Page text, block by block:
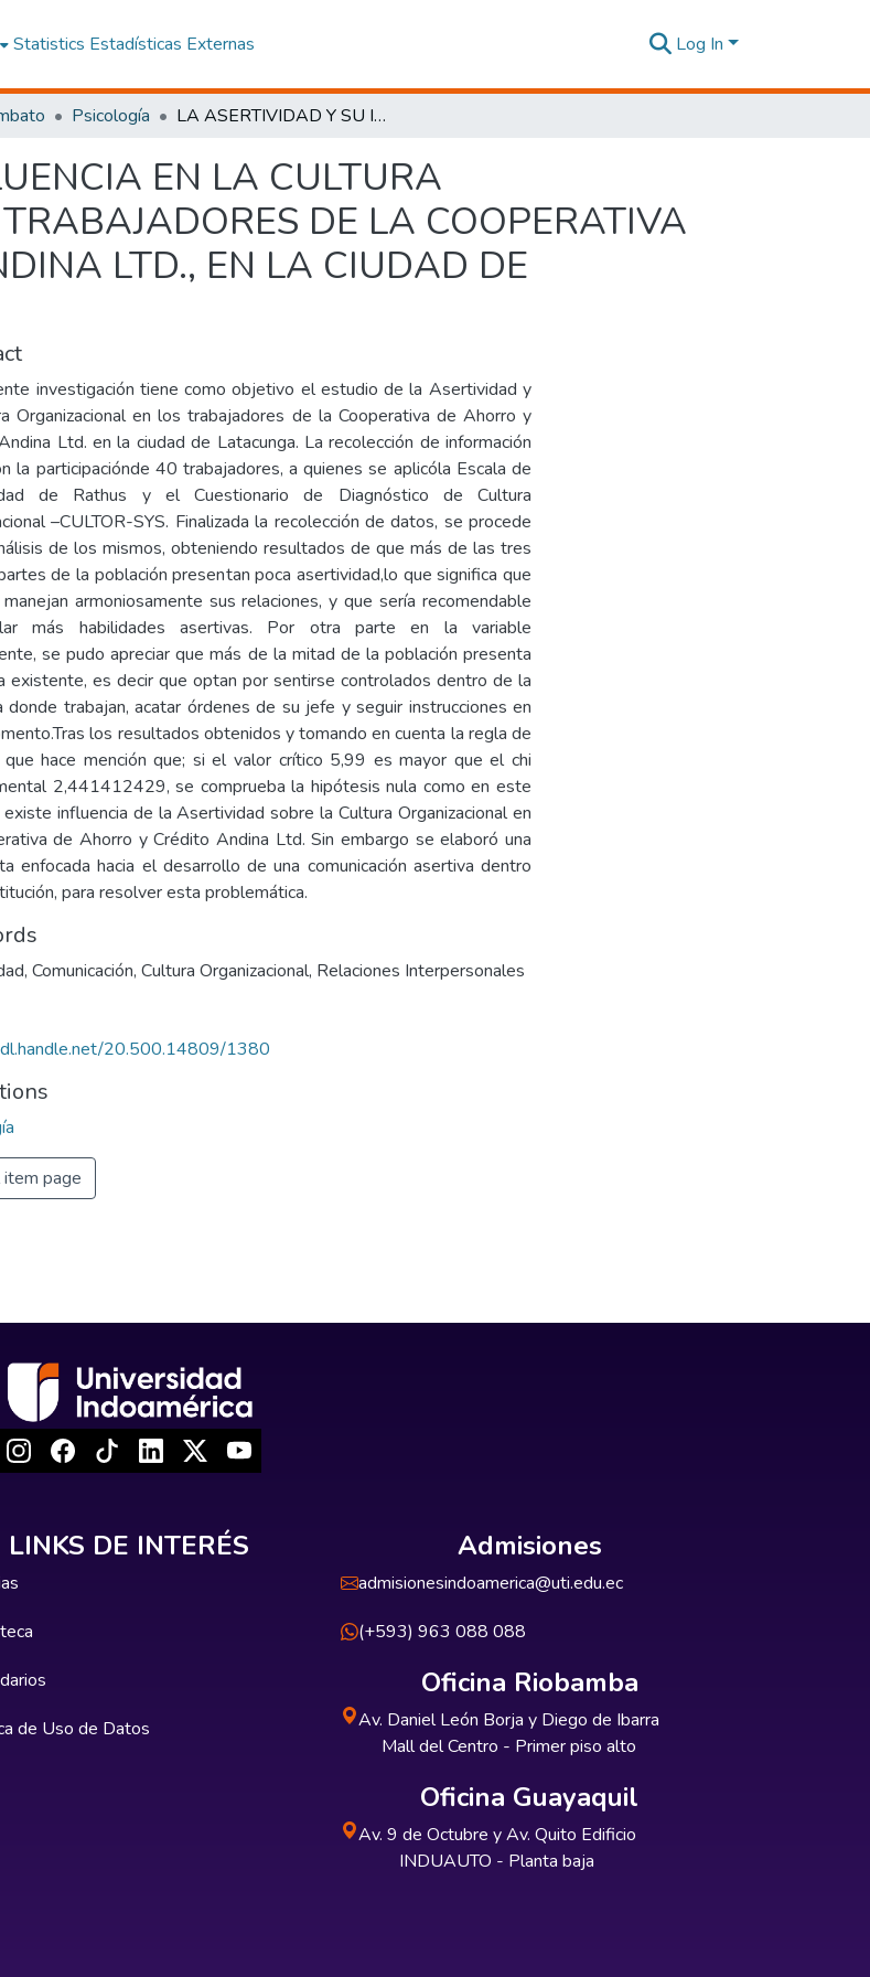
Statistics Estadísticas Externas Log In
Psicología LA ASERTIVIDAD Y SU INFLUENCIA EN LA CULTURA ORGANIZACIONAL EN LOS TRABAJADORES DE LA COOPERATIVA DE AHORRO Y CRÉDITO ANDINA LTD., EN LA CIUDAD DE LATACUNGA
EN LA CULTURA
DE LA COOPERATIVA
LTD., EN LA CIUDAD DE
investigación tiene como objetivo el estudio de la Asertividad y
Organizacional en los trabajadores de la Cooperativa de Ahorro y
Ltd. en la ciudad de Latacunga. La recolección de información
la participaciónde 40 trabajadores, a quienes se aplicóla Escala de
de Rathus y el Cuestionario de Diagnóstico de Cultura
–CULTOR-SYS. Finalizada la recolección de datos, se procede
de los mismos, obteniendo resultados de que más de las tres
de la población presentan poca asertividad,lo que significa que
armoniosamente sus relaciones, y que sería recomendable
más habilidades asertivas. Por otra parte en la variable
se pudo apreciar que más de la mitad de la población presenta
existente, es decir que optan por sentirse controlados dentro de la
donde trabajan, acatar órdenes de su jefe y seguir instrucciones en
los resultados obtenidos y tomando en cuenta la regla de
que hace mención que; si el valor crítico 5,99 es mayor que el chi
2,441412429, se comprueba la hipótesis nula como en este
existe influencia de la Asertividad sobre la Cultura Organizacional en
de Ahorro y Crédito Andina Ltd. Sin embargo se elaboró una
enfocada hacia el desarrollo de una comunicación asertiva dentro
para resolver esta problemática.
, Comunicación, Cultura Organizacional, Relaciones Interpersonales
20.500.14809/1380
item page
LINKS DE INTERÉS
de Uso de Datos
Admisiones
admisionesindoamerica@uti.edu.ec
(+593) 963 088 088
Oficina Riobamba
Av. Daniel León Borja y Diego de Ibarra
Mall del Centro - Primer piso alto
Oficina Guayaquil
Av. 9 de Octubre y Av. Quito Edificio
INDUAUTO - Planta baja